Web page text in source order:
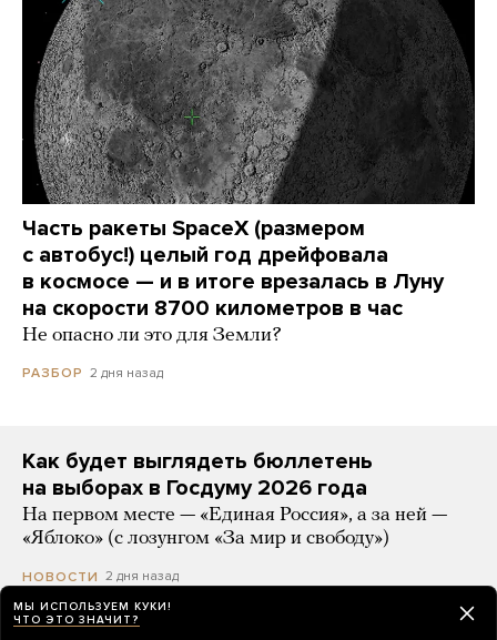
Часть ракеты SpaceX (размером
с автобус!) целый год дрейфовала
в космосе — и в итоге врезалась в Луну
на скорости 8700 километров в час
Не опасно ли это для Земли?
РАЗБОР 2 дня назад
Как будет выглядеть бюллетень
на выборах в Госдуму 2026 года
На первом месте — «Единая Россия», а за ней —
«Яблоко» (с лозунгом «За мир и свободу»)
НОВОСТИ 2 дня назад
МЫ ИСПОЛЬЗУЕМ КУКИ!
ЧТО ЭТО ЗНАЧИТ?